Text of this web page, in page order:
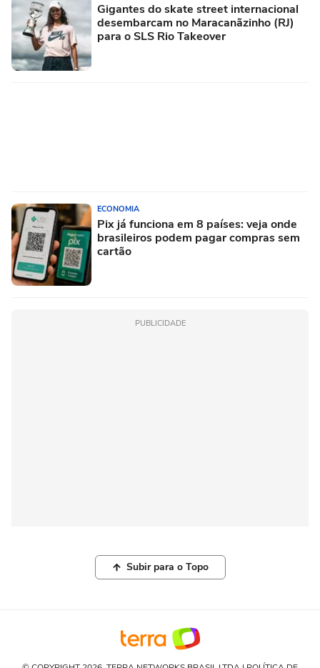
Gigantes do skate street internacional
desembarcam no Maracanãzinho (RJ)
para o SLS Rio Takeover
ECONOMIA
Pix já funciona em 8 países: veja onde
brasileiros podem pagar compras sem
cartão
PUBLICIDADE
Subir para o Topo